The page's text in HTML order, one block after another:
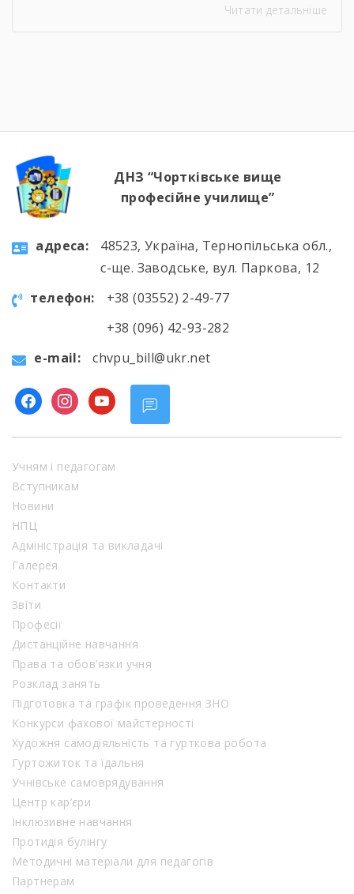
урок відбувся онлайн, у живому спілкуванні, з
Читати детальніше
ДНЗ “Чортківське вище
професійне училище”
aдресa:
48523, Україна, Тернопільська обл.,
с-ще. Заводське, вул. Паркова, 12
телефон:
+38 (03552) 2-49-77
+38 (096) 42-93-282
e-mail:
chvpu_bill@ukr.net
facebookinstagram
youtube
Учням і педагогам
Вступникам
Новини
НПЦ
Адміністрація та викладачі
Галерея
Контакти
Звіти
Професії
Дистанційне навчання
Права та обов’язки учня
Розклад занять
Підготовка та графік проведення ЗНО
Конкурси фахової майстерності
Художня самодіяльність та гурткова робота
Гуртожиток та їдальня
Учнівське самоврядування
Центр кар’єри
Інклюзивне навчання
Протидія булінгу
Методичні матеріали для педагогів
Партнерам